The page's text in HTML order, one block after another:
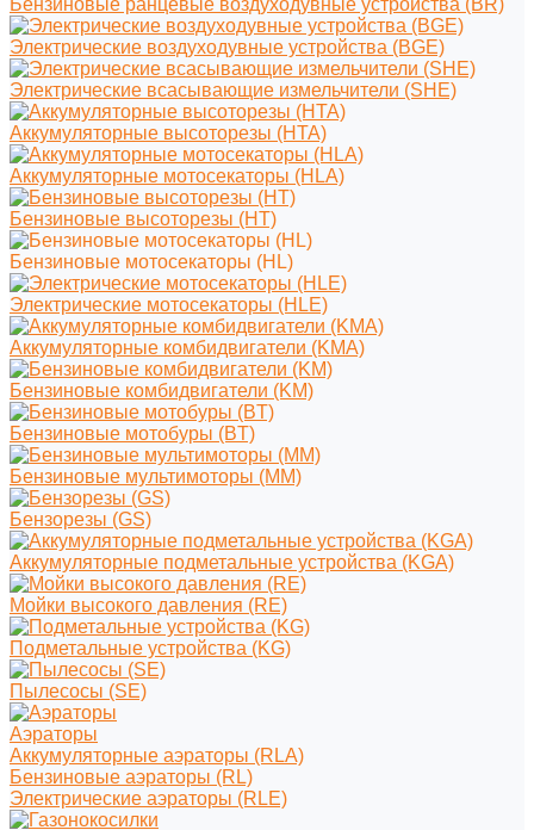
Бензиновые ранцевые воздуходувные устройства (BR)
Электрические воздуходувные устройства (BGE)
Электрические всасывающие измельчители (SHE)
Аккумуляторные высоторезы (HTA)
Аккумуляторные мотосекаторы (HLA)
Бензиновые высоторезы (HT)
Бензиновые мотосекаторы (HL)
Электрические мотосекаторы (HLE)
Аккумуляторные комбидвигатели (KMA)
Бензиновые комбидвигатели (KM)
Бензиновые мотобуры (BT)
Бензиновые мультимоторы (MM)
Бензорезы (GS)
Аккумуляторные подметальные устройства (KGA)
Мойки высокого давления (RE)
Подметальные устройства (KG)
Пылесосы (SE)
Аэраторы
Аккумуляторные аэраторы (RLA)
Бензиновые аэраторы (RL)
Электрические аэраторы (RLE)